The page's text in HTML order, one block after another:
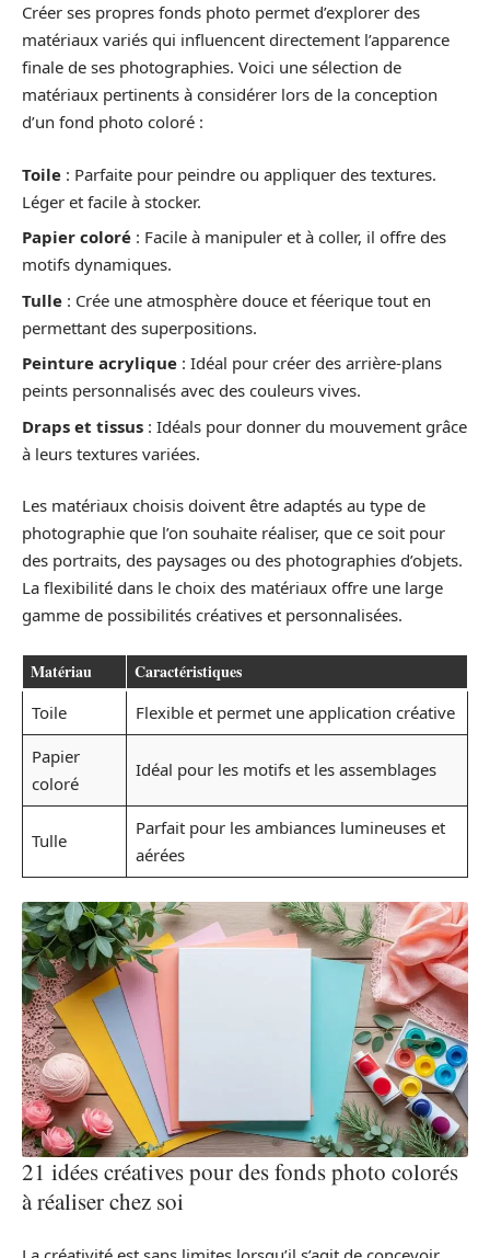
Créer ses propres fonds photo permet d’explorer des
matériaux variés qui influencent directement l’apparence
finale de ses photographies. Voici une sélection de
matériaux pertinents à considérer lors de la conception
d’un fond photo coloré :
Toile : Parfaite pour peindre ou appliquer des textures.
Léger et facile à stocker.
Papier coloré : Facile à manipuler et à coller, il offre des
motifs dynamiques.
Tulle : Crée une atmosphère douce et féerique tout en
permettant des superpositions.
Peinture acrylique : Idéal pour créer des arrière-plans
peints personnalisés avec des couleurs vives.
Draps et tissus : Idéals pour donner du mouvement grâce
à leurs textures variées.
Les matériaux choisis doivent être adaptés au type de
photographie que l’on souhaite réaliser, que ce soit pour
des portraits, des paysages ou des photographies d’objets.
La flexibilité dans le choix des matériaux offre une large
gamme de possibilités créatives et personnalisées.
Matériau Caractéristiques
Toile
Flexible et permet une application créative
Papier
coloré
Idéal pour les motifs et les assemblages
Tulle
Parfait pour les ambiances lumineuses et
aérées
21 idées créatives pour des fonds photo colorés
à réaliser chez soi